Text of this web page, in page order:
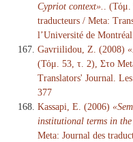
Cypriot context».
.
traducteurs / Meta:
l’Université de
Gavriilidou, Z. (2008)
(Τόμ. 53, τ. 2), Στο
Translators' Journal.
377
Kassapi, E. (2006)
institutional terms in
Meta: Journal des